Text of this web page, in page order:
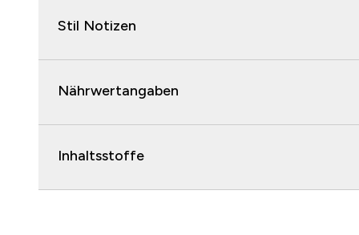
Stil Notizen
Nährwertangaben
Inhaltsstoffe